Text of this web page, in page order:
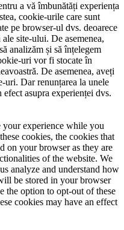
a vă îmbunătăți experiența
cookie-urile care sunt
pe browser-ul dvs. deoarece
site-ului. De asemenea,
analizăm și să înțelegem
uri vor fi stocate în
De asemenea, aveți
uri. Dar renunțarea la unele
asupra experienței dvs.
your experience while you
cookies, the cookies that
on your browser as they are
of the website. We
analyze and understand how
be stored in your browser
the option to opt-out of these
cookies may have an effect